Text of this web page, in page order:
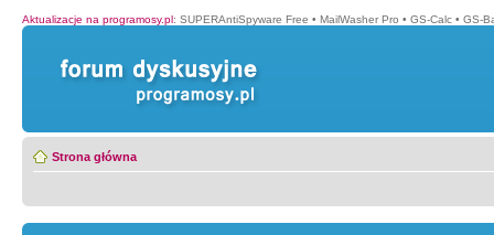
Aktualizacje na programosy.pl: SUPERAntiSpyware Free • MailWasher Pro • GS-Calc • GS-
Strona główna